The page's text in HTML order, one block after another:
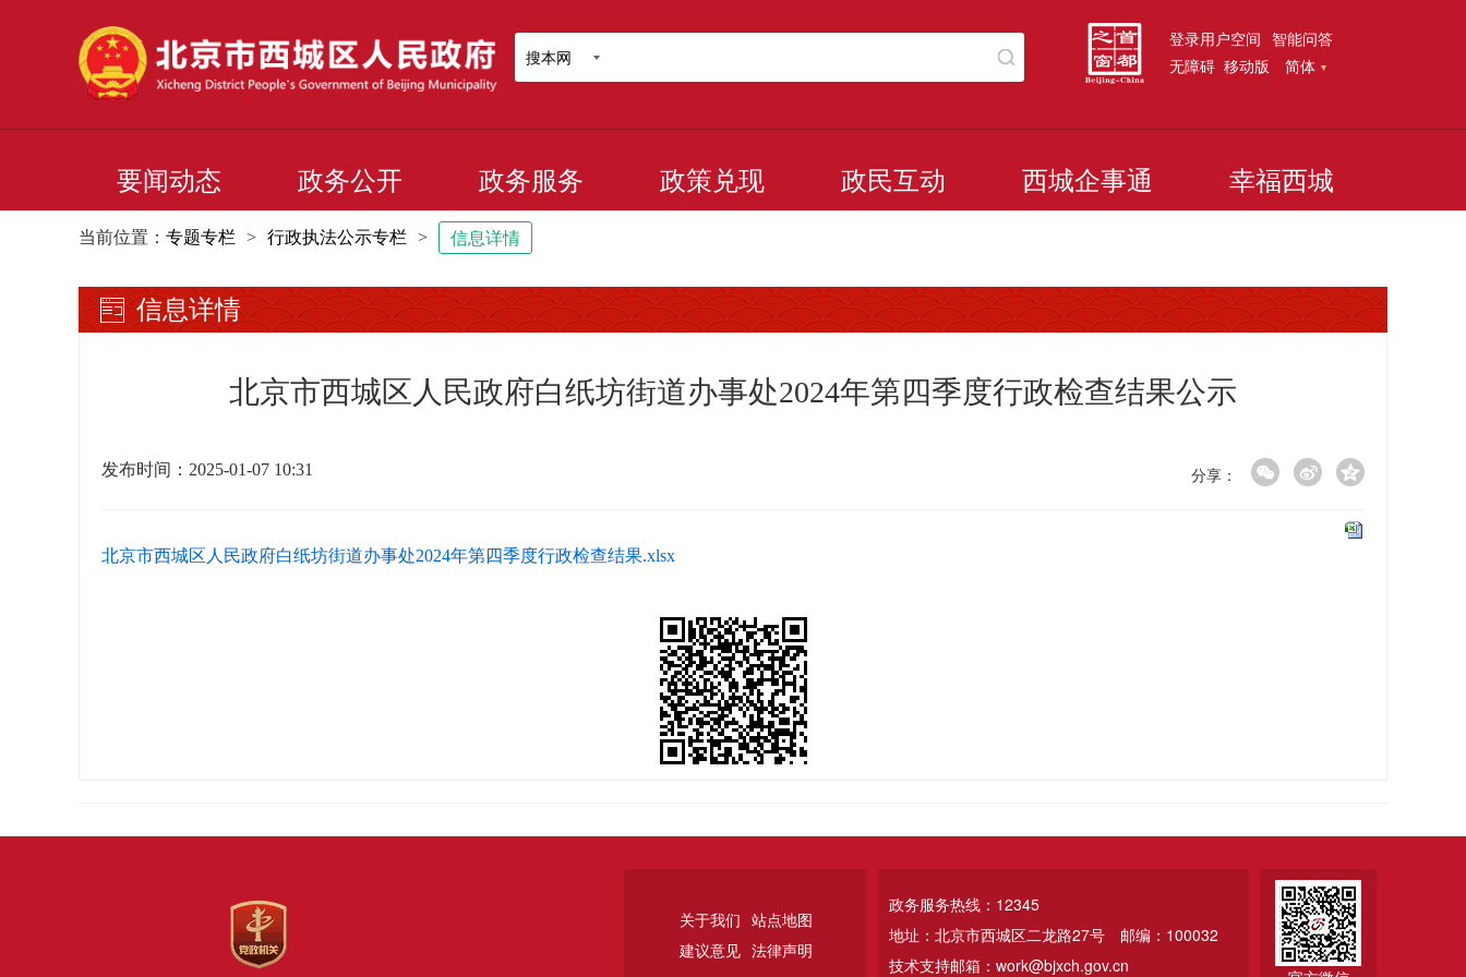
搜本网
登录用户空间 智能问答
无障碍 移动版 简体
要闻动态 政务公开 政务服务 政策兑现 政民互动 西城企事通 幸福西城
当前位置： 专题专栏 > 行政执法公示专栏 > 信息详情
信息详情
北京市西城区人民政府白纸坊街道办事处2024年第四季度行政检查结果公示
发布时间：2025-01-07 10:31 分享：
北京市西城区人民政府白纸坊街道办事处2024年第四季度行政检查结果.xlsx
关于我们 站点地图
建议意见 法律声明
政务服务热线：12345
地址：北京市西城区二龙路27号
邮编：100032
技术支持邮箱：work@bjxch.gov.cn